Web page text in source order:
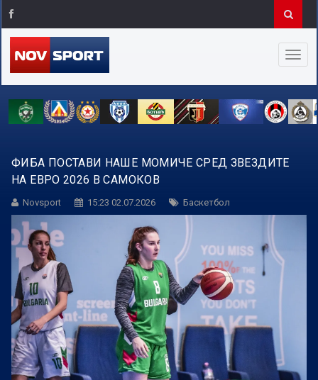
ФИБА ПОСТАВИ НАШЕ МОМИЧЕ СРЕД ЗВЕЗДИТЕ
НА ЕВРО 2026 В САМОКОВ
Novsport 15:23 02.07.2026 Баскетбол